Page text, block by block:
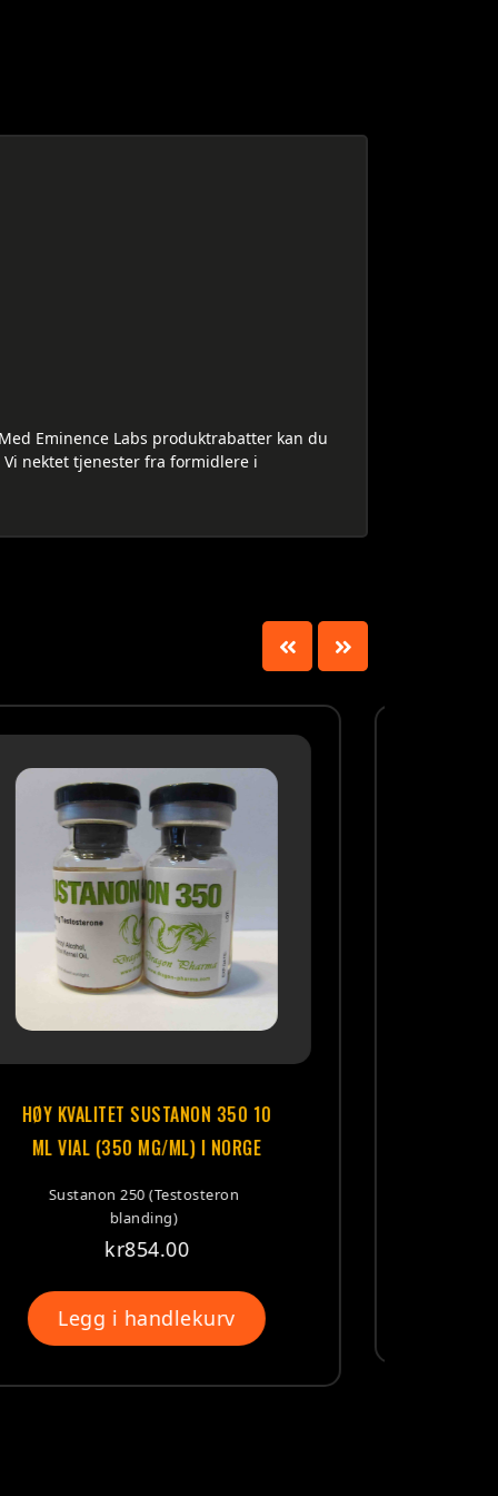
Eminence Labs produktrabatter kan du
nektet tjenester fra formidlere i
HØY KVALITET TRENBOLONE-75 10
AMPOULES (75MG /ML) I NORGE
Trenbolone Acetate
Legg i handlekurv